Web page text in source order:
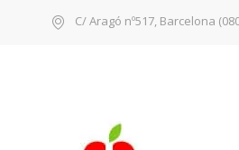
C/ Aragó nº517, Barcelona